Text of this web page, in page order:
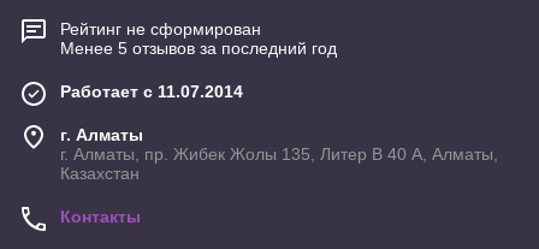
Рейтинг не сформирован
Менее 5 отзывов за последний год
Работает с 11.07.2014
г. Алматы
г. Алматы, пр. Жибек Жолы 135, Литер В 40 А, Алматы,
Казахстан
Контакты